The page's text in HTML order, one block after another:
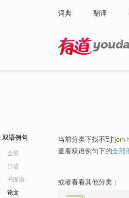
词典 翻译
双语例句
全部
口语
书面语
论文
当前分类下找不到"join
查看双语例句下的全部
或者看看其他分类：